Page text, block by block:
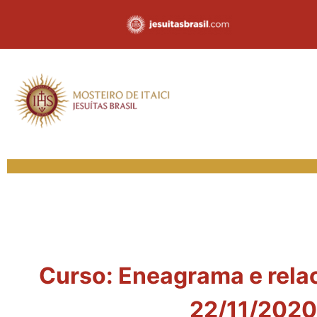
Curso: Eneagrama e
22/11/